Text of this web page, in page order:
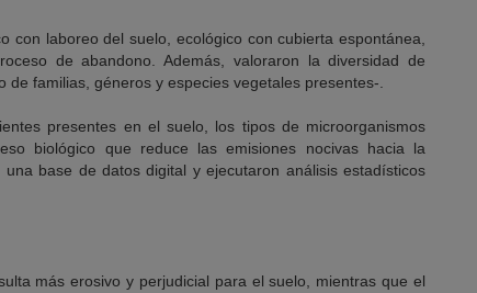
laboreo del suelo, ecológico con cubierta espontánea,
de abandono. Además, valoraron la diversidad de
familias, géneros y especies vegetales presentes-.
presentes en el suelo, los tipos de microorganismos
biológico que reduce las emisiones nocivas hacia la
base de datos digital y ejecutaron análisis estadísticos
más erosivo y perjudicial para el suelo, mientras que el